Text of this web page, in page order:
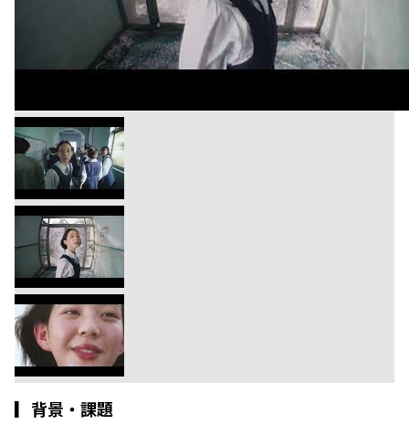
▎ 背景・課題